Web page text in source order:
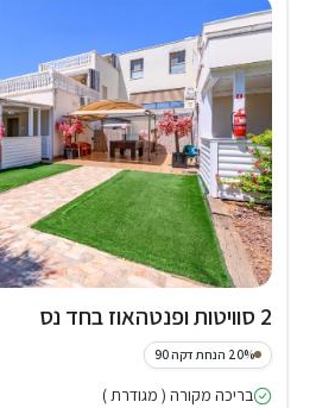
2 סוויטות ופנטהאוז בחד נס
20% הנחת דקה 90
בריכה מקורה ( מגודרת )